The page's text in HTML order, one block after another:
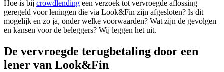
Hoe is bij crowdlending een verzoek tot vervroegde aflossing
geregeld voor leningen die via Look&Fin zijn afgesloten? Is dit
mogelijk en zo ja, onder welke voorwaarden? Wat zijn de gevolgen
en kansen voor de beleggers? Wij leggen het uit.
De vervroegde terugbetaling door een
lener van Look&Fin